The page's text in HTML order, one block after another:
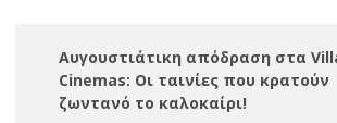
Αυγουστιάτικη απόδραση στα
Cinemas: Οι ταινίες που κρατούν
ζωντανό το καλοκαίρι!